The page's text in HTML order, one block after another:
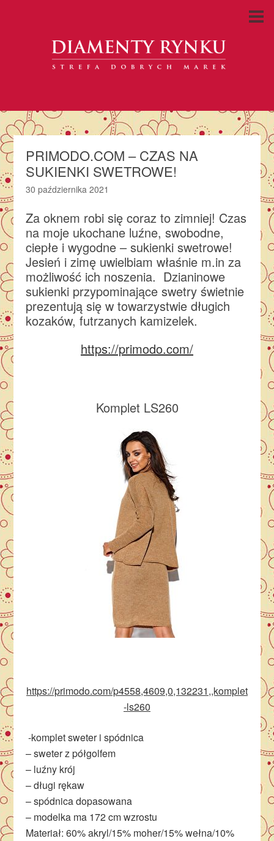
PRIMODO.COM – CZAS NA
SUKIENKI SWETROWE!
30 października 2021
Za oknem robi się coraz to zimniej! Czas
na moje ukochane luźne, swobodne,
ciepłe i wygodne – sukienki swetrowe!
Jesień i zimę uwielbiam właśnie m.in za
możliwość ich noszenia. Dzianinowe
sukienki przypominające swetry świetnie
prezentują się w towarzystwie długich
kozaków, futrzanych kamizelek.
https://primodo.com/
Komplet LS260
https://primodo.com/p4558,4609,0,132231,,komplet
-ls260
-komplet sweter i spódnica
– sweter z półgolfem
– luźny krój
– długi rękaw
– spódnica dopasowana
– modelka ma 172 cm wzrostu
Materiał: 60% akryl/15% moher/15% wełna/10%